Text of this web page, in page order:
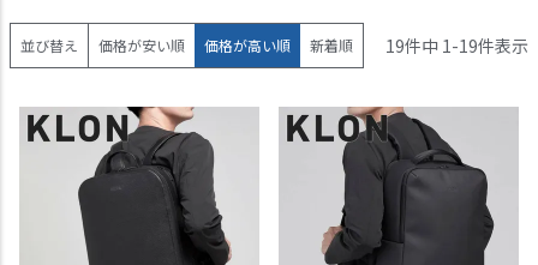
並び替え 価格が安い順 価格が高い順 新着順 19件中 1-19件表示